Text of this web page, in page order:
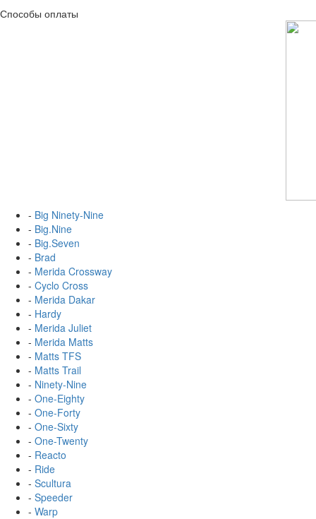
Способы оплаты
- Big Ninety-Nine
- Big.Nine
- Big.Seven
- Brad
- Merida Crossway
- Cyclo Cross
- Merida Dakar
- Hardy
- Merida Juliet
- Merida Matts
- Matts TFS
- Matts Trail
- Ninety-Nine
- One-Eighty
- One-Forty
- One-Sixty
- One-Twenty
- Reacto
- Ride
- Scultura
- Speeder
- Warp